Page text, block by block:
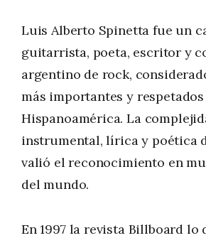
Luis Alberto Spinetta fue un
guitarrista, poeta, escritor y
argentino de rock,
más importantes y
Hispanoamérica. La
instrumental, lírica y poética
valió el reconocimiento en
del mundo.
En 1997 la revista Billboard lo